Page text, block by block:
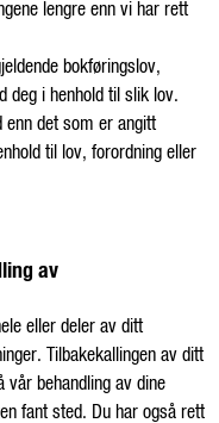
lengre enn vi har rett
bokføringslov,
deg i henhold til slik lov.
enn det som er angitt
til lov, forordning eller
av
eller deler av ditt
Tilbakekallingen av ditt
behandling av dine
fant sted. Du har også rett